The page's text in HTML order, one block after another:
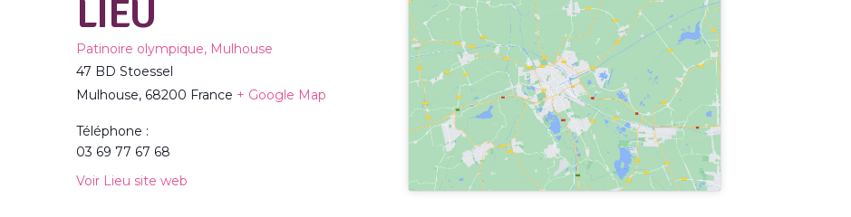
LIEU
Patinoire olympique, Mulhouse
47 BD Stoessel
Mulhouse, 68200 France + Google Map
Téléphone :
03 69 77 67 68
Voir Lieu site web